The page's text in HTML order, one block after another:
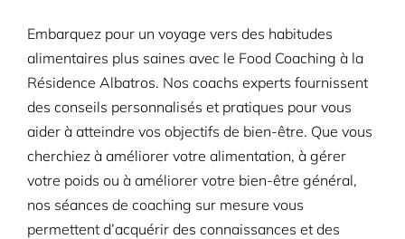
Embarquez pour un voyage vers des habitudes
alimentaires plus saines avec le Food Coaching à la
Résidence Albatros. Nos coachs experts fournissent
des conseils personnalisés et pratiques pour vous
aider à atteindre vos objectifs de bien-être. Que vous
cherchiez à améliorer votre alimentation, à gérer
votre poids ou à améliorer votre bien-être général,
nos séances de coaching sur mesure vous
permettent d’acquérir des connaissances et des